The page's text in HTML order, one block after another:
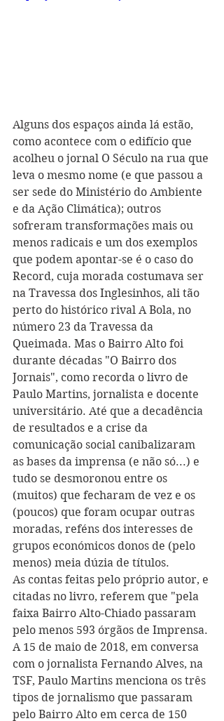
Alguns dos espaços ainda lá estão,
como acontece com o edifício que
acolheu o jornal O Século na rua que
leva o mesmo nome (e que passou a
ser sede do Ministério do Ambiente
e da Ação Climática); outros
sofreram transformações mais ou
menos radicais e um dos exemplos
que podem apontar-se é o caso do
Record, cuja morada costumava ser
na Travessa dos Inglesinhos, ali tão
perto do histórico rival A Bola, no
número 23 da Travessa da
Queimada. Mas o Bairro Alto foi
durante décadas "O Bairro dos
Jornais", como recorda o livro de
Paulo Martins, jornalista e docente
universitário. Até que a decadência
de resultados e a crise da
comunicação social canibalizaram
as bases da imprensa (e não só...) e
tudo se desmoronou entre os
(muitos) que fecharam de vez e os
(poucos) que foram ocupar outras
moradas, reféns dos interesses de
grupos económicos donos de (pelo
menos) meia dúzia de títulos.
As contas feitas pelo próprio autor, e
citadas no livro, referem que "pela
faixa Bairro Alto-Chiado passaram
pelo menos 593 órgãos de Imprensa.
A 15 de maio de 2018, em conversa
com o jornalista Fernando Alves, na
TSF, Paulo Martins menciona os três
tipos de jornalismo que passaram
pelo Bairro Alto em cerca de 150